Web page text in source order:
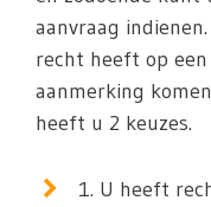
aanvraag
recht heeft op
aanmerking
heeft u 2 keuzes.
1. U heeft